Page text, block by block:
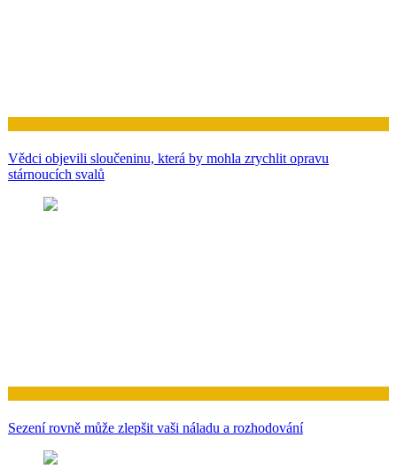
Vědci objevili sloučeninu, která by mohla zrychlit opravu
stárnoucích svalů
Sezení rovně může zlepšit vaši náladu a rozhodování